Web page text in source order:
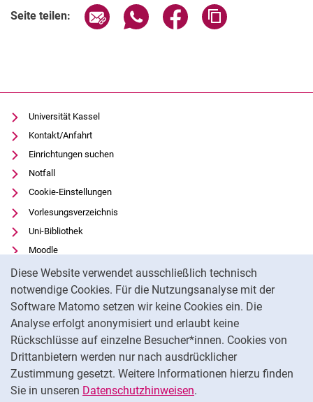
Diese Website verwendet ausschließlich technisch
notwendige Cookies. Für die Nutzungsanalyse mit der
Software Matomo setzen wir keine Cookies ein. Die
Analyse erfolgt anonymisiert und erlaubt keine
Rückschlüsse auf einzelne Besucher*innen. Cookies von
Drittanbietern werden nur nach ausdrücklicher
Zustimmung gesetzt. Weitere Informationen hierzu finden
Sie in unseren Datenschutzhinweisen.
Seite teilen: Seite über E-Mail teilen
Seite über WhatsApp teilen
Seite über Facebook
Universität Kassel
Kontakt/Anfahrt
Einrichtungen suchen
Notfall
Cookie-Einstellungen
Vorlesungsverzeichnis
Uni-Bibliothek
Moodle
Panopto
Datenschutz
Barrierefreiheit
Transparenter KI-Einsatz
Impressum